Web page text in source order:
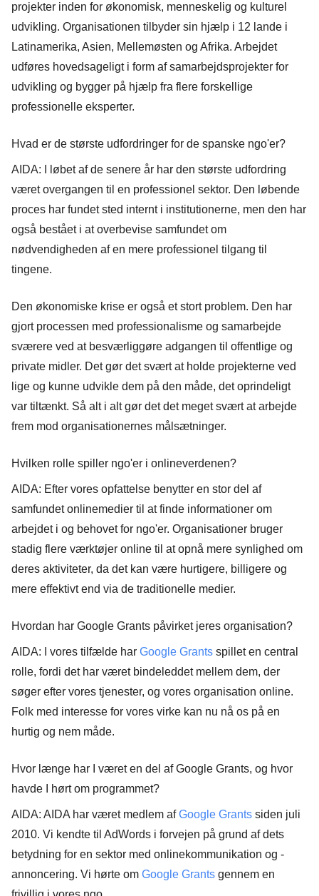
projekter inden for økonomisk, menneskelig og kulturel
udvikling. Organisationen tilbyder sin hjælp i 12 lande i
Latinamerika, Asien, Mellemøsten og Afrika. Arbejdet
udføres hovedsageligt i form af samarbejdsprojekter for
udvikling og bygger på hjælp fra flere forskellige
professionelle eksperter.
Hvad er de største udfordringer for de spanske ngo'er?
AIDA: I løbet af de senere år har den største udfordring
været overgangen til en professionel sektor. Den løbende
proces har fundet sted internt i institutionerne, men den har
også bestået i at overbevise samfundet om
nødvendigheden af en mere professionel tilgang til
tingene.
Den økonomiske krise er også et stort problem. Den har
gjort processen med professionalisme og samarbejde
sværere ved at besværliggøre adgangen til offentlige og
private midler. Det gør det svært at holde projekterne ved
lige og kunne udvikle dem på den måde, det oprindeligt
var tiltænkt. Så alt i alt gør det det meget svært at arbejde
frem mod organisationernes målsætninger.
Hvilken rolle spiller ngo'er i onlineverdenen?
AIDA: Efter vores opfattelse benytter en stor del af
samfundet onlinemedier til at finde informationer om
arbejdet i og behovet for ngo'er. Organisationer bruger
stadig flere værktøjer online til at opnå mere synlighed om
deres aktiviteter, da det kan være hurtigere, billigere og
mere effektivt end via de traditionelle medier.
Hvordan har Google Grants påvirket jeres organisation?
AIDA: I vores tilfælde har Google Grants spillet en central
rolle, fordi det har været bindeleddet mellem dem, der
søger efter vores tjenester, og vores organisation online.
Folk med interesse for vores virke kan nu nå os på en
hurtig og nem måde.
Hvor længe har I været en del af Google Grants, og hvor
havde I hørt om programmet?
AIDA: AIDA har været medlem afGoogle Grants siden juli
2010. Vi kendte til AdWords i forvejen på grund af dets
betydning for en sektor med onlinekommunikation og -
annoncering. Vi hørte om Google Grants gennem en